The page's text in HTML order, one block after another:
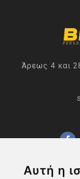
Αυτή η
Άρεως 4 και